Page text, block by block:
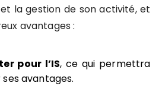
la gestion de son activité, et
avantages :
pour l’IS, ce qui permettra
avantages.